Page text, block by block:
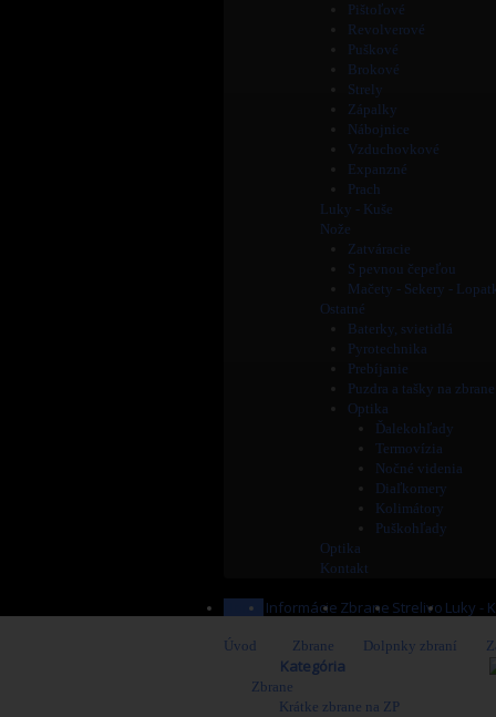
Pištoľové
Revolverové
Puškové
Brokové
Strely
Zápalky
Nábojnice
Vzduchovkové
Expanzné
Prach
Luky - Kuše
Nože
Zatváracie
S pevnou čepeľou
Mačety - Sekery -
Ostatné
Baterky, svietidlá
Pyrotechnika
Prebíjanie
Puzdra a tašky na zbrane
Optika
Ďalekohľady
Termovízia
Nočné videnia
Diaľkomery
Kolimátory
Puškohľady
Optika
Kontakt
Home Informácie Zbrane Strelivo Luky -
Úvod Zbrane Dolpnky zbraní
Kategória
Zbrane
Krátke zbrane na ZP